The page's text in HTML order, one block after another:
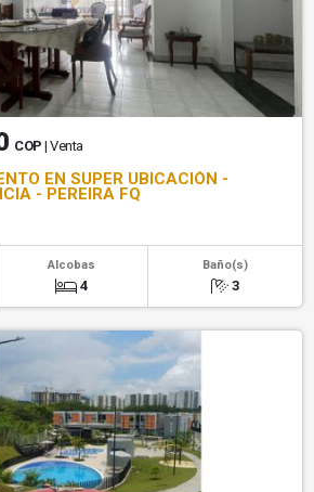
COP | Venta
EN SUPER UBICACIÓN -
- PEREIRA FQ
Alcobas
4
Baño(s)
3